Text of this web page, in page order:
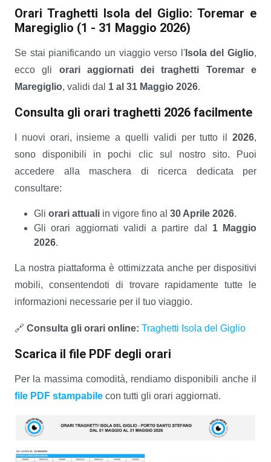
Orari Traghetti Isola del Giglio: Toremar e
Maregiglio (1 - 31 Maggio 2026)
Se stai pianificando un viaggio verso l'Isola del Giglio,
ecco gli orari aggiornati dei traghetti Toremar e
Maregiglio, validi dal 1 al 31 Maggio 2026.
Consulta gli orari traghetti 2026 facilmente
I nuovi orari, insieme a quelli validi per tutto il 2026,
sono disponibili in pochi clic sul nostro sito. Puoi
accedere alla maschera di ricerca dedicata per
consultare:
Gli orari attuali in vigore fino al 30 Aprile 2026.
Gli orari aggiornati validi a partire dal 1 Maggio
2026.
La nostra piattaforma è ottimizzata anche per dispositivi
mobili, consentendoti di trovare rapidamente tutte le
informazioni necessarie per il tuo viaggio.
🔗 Consulta gli orari online: Traghetti Isola del Giglio
Scarica il file PDF degli orari
Per la massima comodità, rendiamo disponibili anche il
file PDF stampabile con tutti gli orari aggiornati.